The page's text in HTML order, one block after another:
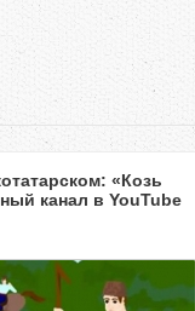
«Козь
канал в YouTube